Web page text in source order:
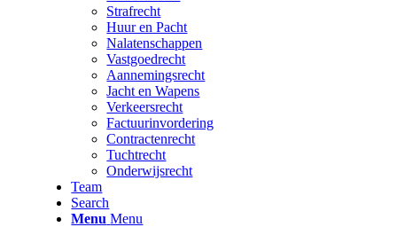
Strafrecht
Huur en Pacht
Nalatenschappen
Vastgoedrecht
Aannemingsrecht
Jacht en Wapens
Verkeersrecht
Factuurinvordering
Contractenrecht
Tuchtrecht
Onderwijsrecht
Team
Search
Menu Menu